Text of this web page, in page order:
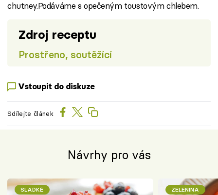
chutney.Podáváme s opečeným toustovým chlebem.
Zdroj receptu
Prostřeno, soutěžící
Vstoupit do diskuze
Sdílejte článek
Návrhy pro vás
SLADKÉ ZELENINA